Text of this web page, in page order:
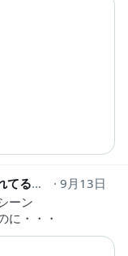
タッチャン@エルザムにあこがれてるおっさん
9月13日
ーン
に・・・